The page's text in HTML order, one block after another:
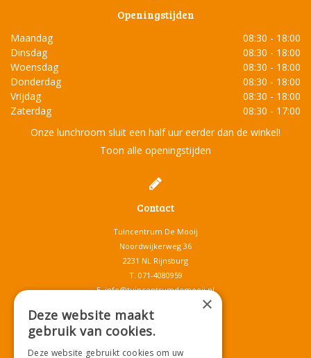
Openingstijden
Maandag
08:30 - 18:00
Dinsdag
08:30 - 18:00
Woensdag
08:30 - 18:00
Donderdag
08:30 - 18:00
Vrijdag
08:30 - 18:00
Zaterdag
08:30 - 17:00
Onze lunchroom sluit een half uur eerder dan de winkel!
Toon alle openingstijden
Contact
Tuincentrum De Mooij
Noordwijkerweg 36
2231 NL Rijnsburg
T. 071-4080959
E.info@tuincentrumdemooij.nl
Download onze App!
×
Deze website maakt
gebruik van cookies.
Deze website gebruikt cookies om uw